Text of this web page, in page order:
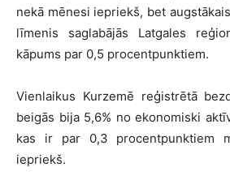
nekā mēnesi iepriekš, bet
līmenis saglabājās Latgales
kāpums par 0,5 procentpunktiem.
Vienlaikus Kurzemē reģistrētā
beigās bija 5,6% no ekonomiski
kas ir par 0,3 procentpunktiem
iepriekš.